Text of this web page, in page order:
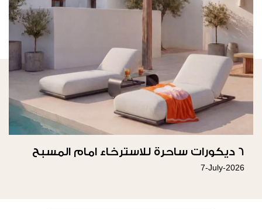
6 ديكورات ساحرة للاسترخاء امام المسبح
7-July-2026